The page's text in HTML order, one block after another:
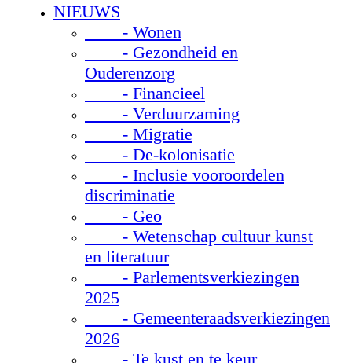
NIEUWS
- Wonen
- Gezondheid en
Ouderenzorg
- Financieel
- Verduurzaming
- Migratie
- De-kolonisatie
- Inclusie vooroordelen
discriminatie
- Geo
- Wetenschap cultuur kunst
en literatuur
- Parlementsverkiezingen
2025
- Gemeenteraadsverkiezingen
2026
- Te kust en te keur